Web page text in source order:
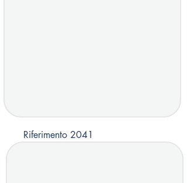
Riferimento 2041